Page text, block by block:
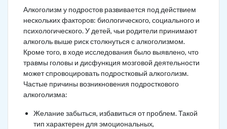
Алкоголизм у подростов развивается под действием
нескольких факторов: биологического, социального и
психологического. У детей, чьи родители принимают
алкоголь выше риск столкнуться с алкоголизмом.
Кроме того, в ходе исследования было выявлено, что
травмы головы и дисфункция мозговой деятельности
может спровоцировать подростковый алкоголизм.
Частые причины возникновения подросткового
алкоголизма:
Желание забыться, избавиться от проблем. Такой
тип характерен для эмоциональных,